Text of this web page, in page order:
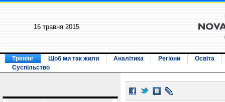
16 травня 2015
Тренінг Щоб ми так жили Аналітика Регіони
Освіта
Суспільство